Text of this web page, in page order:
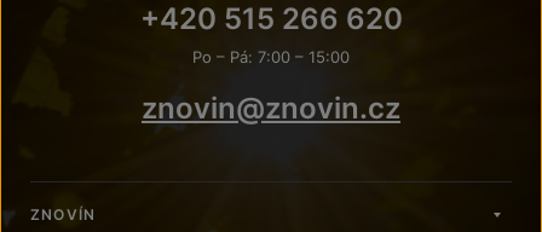
+420 515 266 620
Po – Pá: 7:00 – 15:00
znovin@znovin.cz
ZNOVÍN